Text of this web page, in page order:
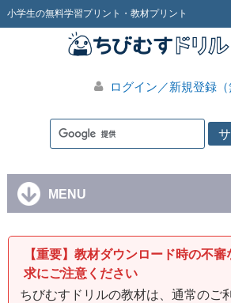
小学生の無料学習プリント・教材プリント
ログイン／新規登録（
MENU
【重要】教材ダウンロード時の不
求にご注意ください
ちびむすドリルの教材は、通常のご